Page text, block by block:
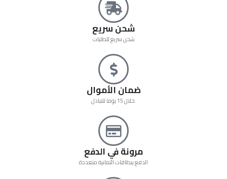
شحن سريع
شحن سريع للطلبات
ضمان الأموال
خلال 15 يوما للتبادل.
مرونة في الدفع
الدفع ببطاقات ائتمانية متعددة